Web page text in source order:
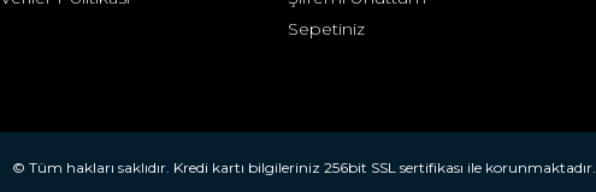
Sepetiniz
© Tüm hakları saklıdır. Kredi kartı bilgileriniz 256bit SSL sertifikası ile korunmaktadır.